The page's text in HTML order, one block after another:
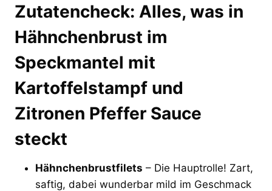
Zutatencheck: Alles, was in
Hähnchenbrust im
Speckmantel mit
Kartoffelstampf und
Zitronen Pfeffer Sauce
steckt
Hähnchenbrustfilets – Die Hauptrolle! Zart,
saftig, dabei wunderbar mild im Geschmack